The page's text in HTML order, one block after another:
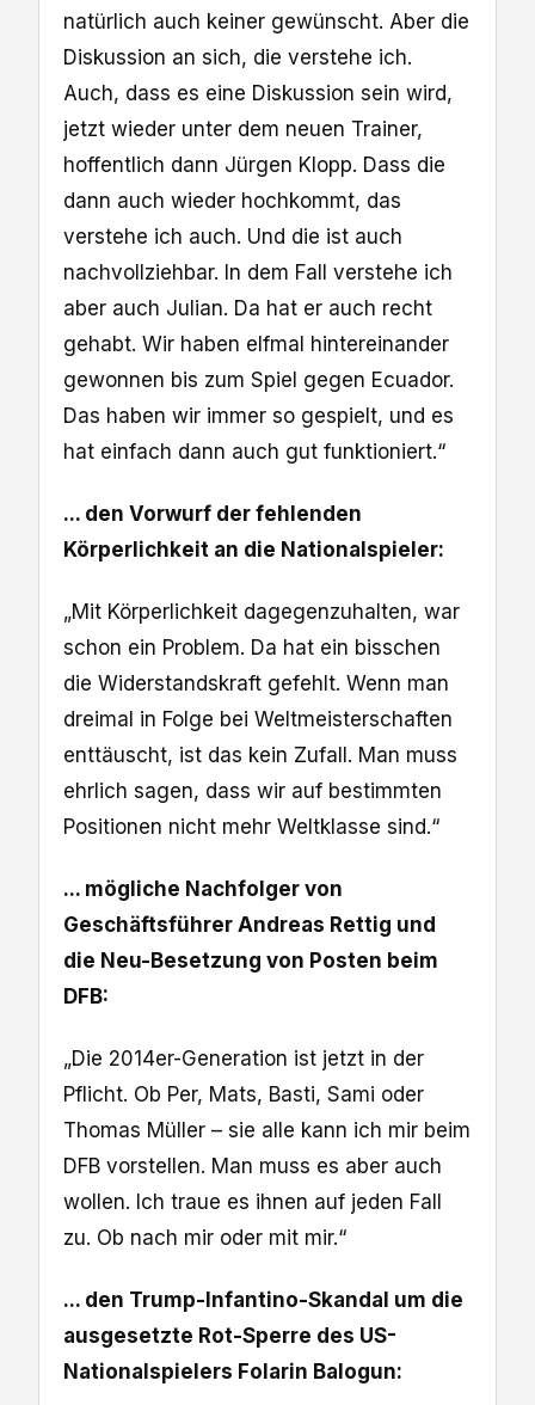
natürlich auch keiner gewünscht. Aber die
Diskussion an sich, die verstehe ich.
Auch, dass es eine Diskussion sein wird,
jetzt wieder unter dem neuen Trainer,
hoffentlich dann Jürgen Klopp. Dass die
dann auch wieder hochkommt, das
verstehe ich auch. Und die ist auch
nachvollziehbar. In dem Fall verstehe ich
aber auch Julian. Da hat er auch recht
gehabt. Wir haben elfmal hintereinander
gewonnen bis zum Spiel gegen Ecuador.
Das haben wir immer so gespielt, und es
hat einfach dann auch gut funktioniert.“
... den Vorwurf der fehlenden
Körperlichkeit an die Nationalspieler:
„Mit Körperlichkeit dagegenzuhalten, war
schon ein Problem. Da hat ein bisschen
die Widerstandskraft gefehlt. Wenn man
dreimal in Folge bei Weltmeisterschaften
enttäuscht, ist das kein Zufall. Man muss
ehrlich sagen, dass wir auf bestimmten
Positionen nicht mehr Weltklasse sind.“
... mögliche Nachfolger von
Geschäftsführer Andreas Rettig und
die Neu-Besetzung von Posten beim
DFB:
„Die 2014er-Generation ist jetzt in der
Pflicht. Ob Per, Mats, Basti, Sami oder
Thomas Müller – sie alle kann ich mir beim
DFB vorstellen. Man muss es aber auch
wollen. Ich traue es ihnen auf jeden Fall
zu. Ob nach mir oder mit mir.“
... den Trump-Infantino-Skandal um die
ausgesetzte Rot-Sperre des US-
Nationalspielers Folarin Balogun: